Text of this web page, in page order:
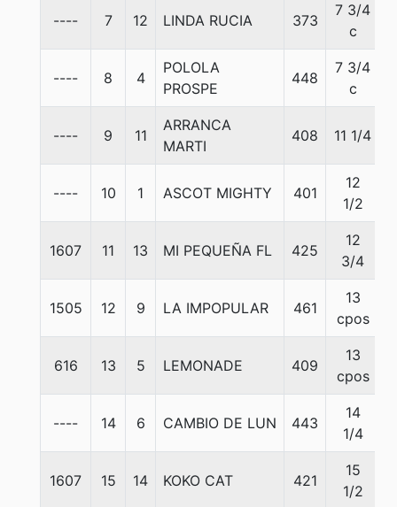
---- 7 12 LINDA RUCIA 373
7 3/4
c
---- 8 4
POLOLA
PROSPE
448
7 3/4
c
---- 9 11
ARRANCA
MARTI
408 11 1/4
---- 10 1 ASCOT MIGHTY 401
12
1/2
1607 11 13 MI PEQUEÑA FL 425
12
3/4
1505 12 9 LA IMPOPULAR 461
13
cpos
616 13 5 LEMONADE 409
13
cpos
---- 14 6 CAMBIO DE LUN 443
14
1/4
1607 15 14 KOKO CAT 421
15
1/2